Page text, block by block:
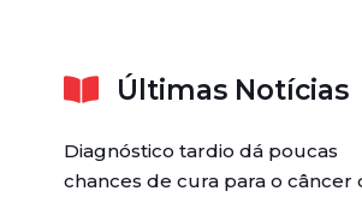
Últimas Notícias
Diagnóstico tardio dá poucas
chances de cura para o câncer